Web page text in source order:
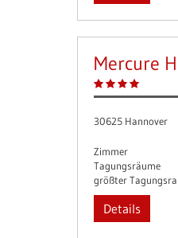
Mercure
30625 Hannover
Zimmer
Tagungsräume
größter
Details